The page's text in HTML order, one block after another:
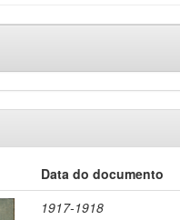
Data do documento
1917-1918